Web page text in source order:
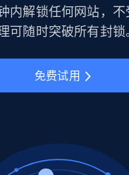
内解锁任何网站，
可随时突破所有封锁
免费试用